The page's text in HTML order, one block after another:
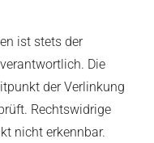
ist stets der
Die
der Verlinkung
Rechtswidrige
nicht erkennbar.